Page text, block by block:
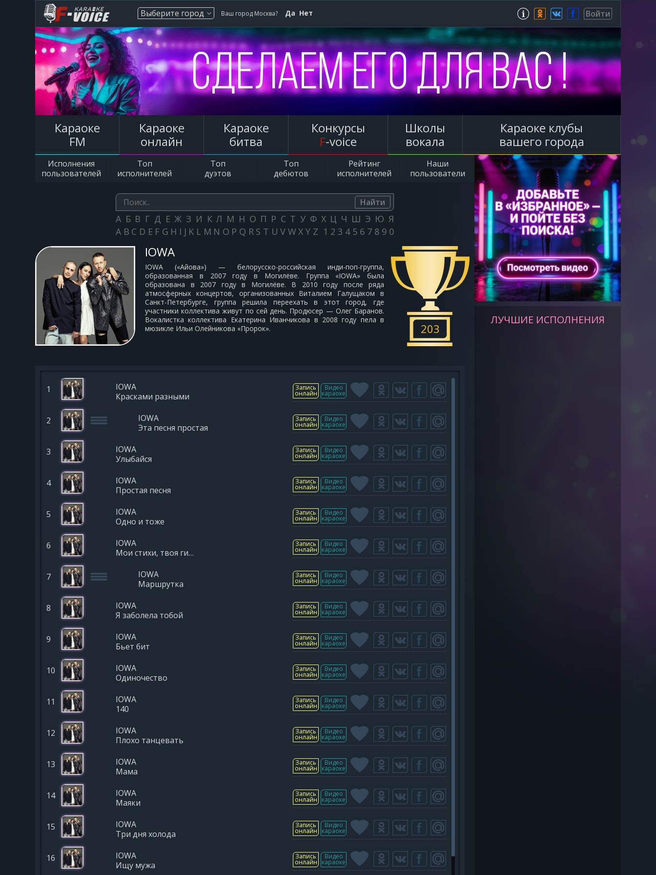
Зарегистрироваться
Выберите город Ваш город Москва? Да Нет Войти
Караоке
FM
Караоке
онлайн
Караоке
битва
Конкурсы
F-voice
Школы
вокала
Караоке клубы
вашего города
Исполнения
пользователей
Топ
исполнителей
Топ
дуэтов
Топ
дебютов
Рейтинг
исполнителей
Наши
пользователи
Найти
А Б В Г Д Е Ж З И К Л М Н О П Р С Т У Ф Х Ц Ч Ш Э Ю Я
A B C D E F G H I J K L M N O P Q R S T U V W X Y Z 1 2 3 4 5 6 7 8 9 0
IOWA
IOWA («Айова») — белорусско-российская инди-поп-группа,
образованная в 2007 году в Могилёве. Группа «IOWA» была
образована в 2007 году в Могилёве. В 2010 году после ряда
атмосферных концертов, организованных Виталием Галущаком в
Санкт-Петербурге, группа решила переехать в этот город, где
участники коллектива живут по сей день. Продюсер — Олег Баранов.
Вокалистка коллектива Екатерина Иванчикова в 2008 году пела в
мюзикле Ильи Олейникова «Пророк».
203
1
IOWA
Красками разными
2
IOWA
Эта песня простая
3
IOWA
Улыбайся
4
IOWA
Простая песня
5
IOWA
Одно и тоже
6
IOWA
Мои стихи, твоя гитара
7
IOWA
Маршрутка
8
IOWA
Я заболела тобой
9
IOWA
Бьет бит
10
IOWA
Одиночество
11
IOWA
140
12
IOWA
Плохо танцевать
13
IOWA
Мама
14
IOWA
Маяки
15
IOWA
Три дня холода
16
IOWA
Ищу мужа
ЛУЧШИЕ ИСПОЛНЕНИЯ